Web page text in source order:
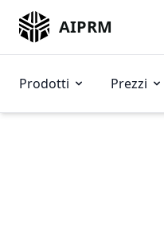
AIPRM
Prodotti Prezzi